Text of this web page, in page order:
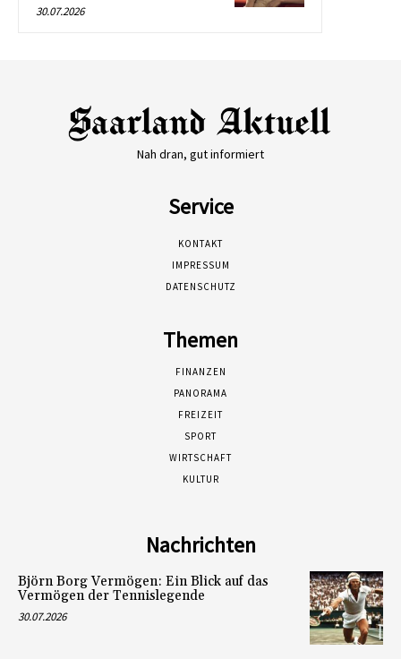
30.07.2026
Nah dran, gut informiert
Service
KONTAKT
IMPRESSUM
DATENSCHUTZ
Themen
FINANZEN
PANORAMA
FREIZEIT
SPORT
WIRTSCHAFT
KULTUR
Nachrichten
Björn Borg Vermögen: Ein Blick auf das
Vermögen der Tennislegende
30.07.2026